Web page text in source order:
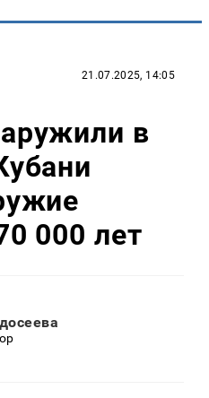
21.07.2025, 14:05
в
000 лет